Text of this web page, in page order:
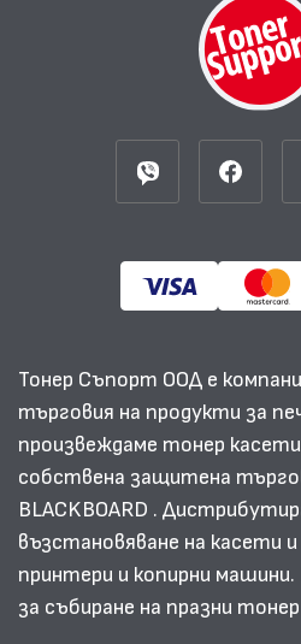
Тонер Съпорт ООД е
търговия на продукти за
произвеждаме тонер касети
собствена защитена
BLACKBOARD .
възстановяване на касети
принтери и копирни
за събиране на празни